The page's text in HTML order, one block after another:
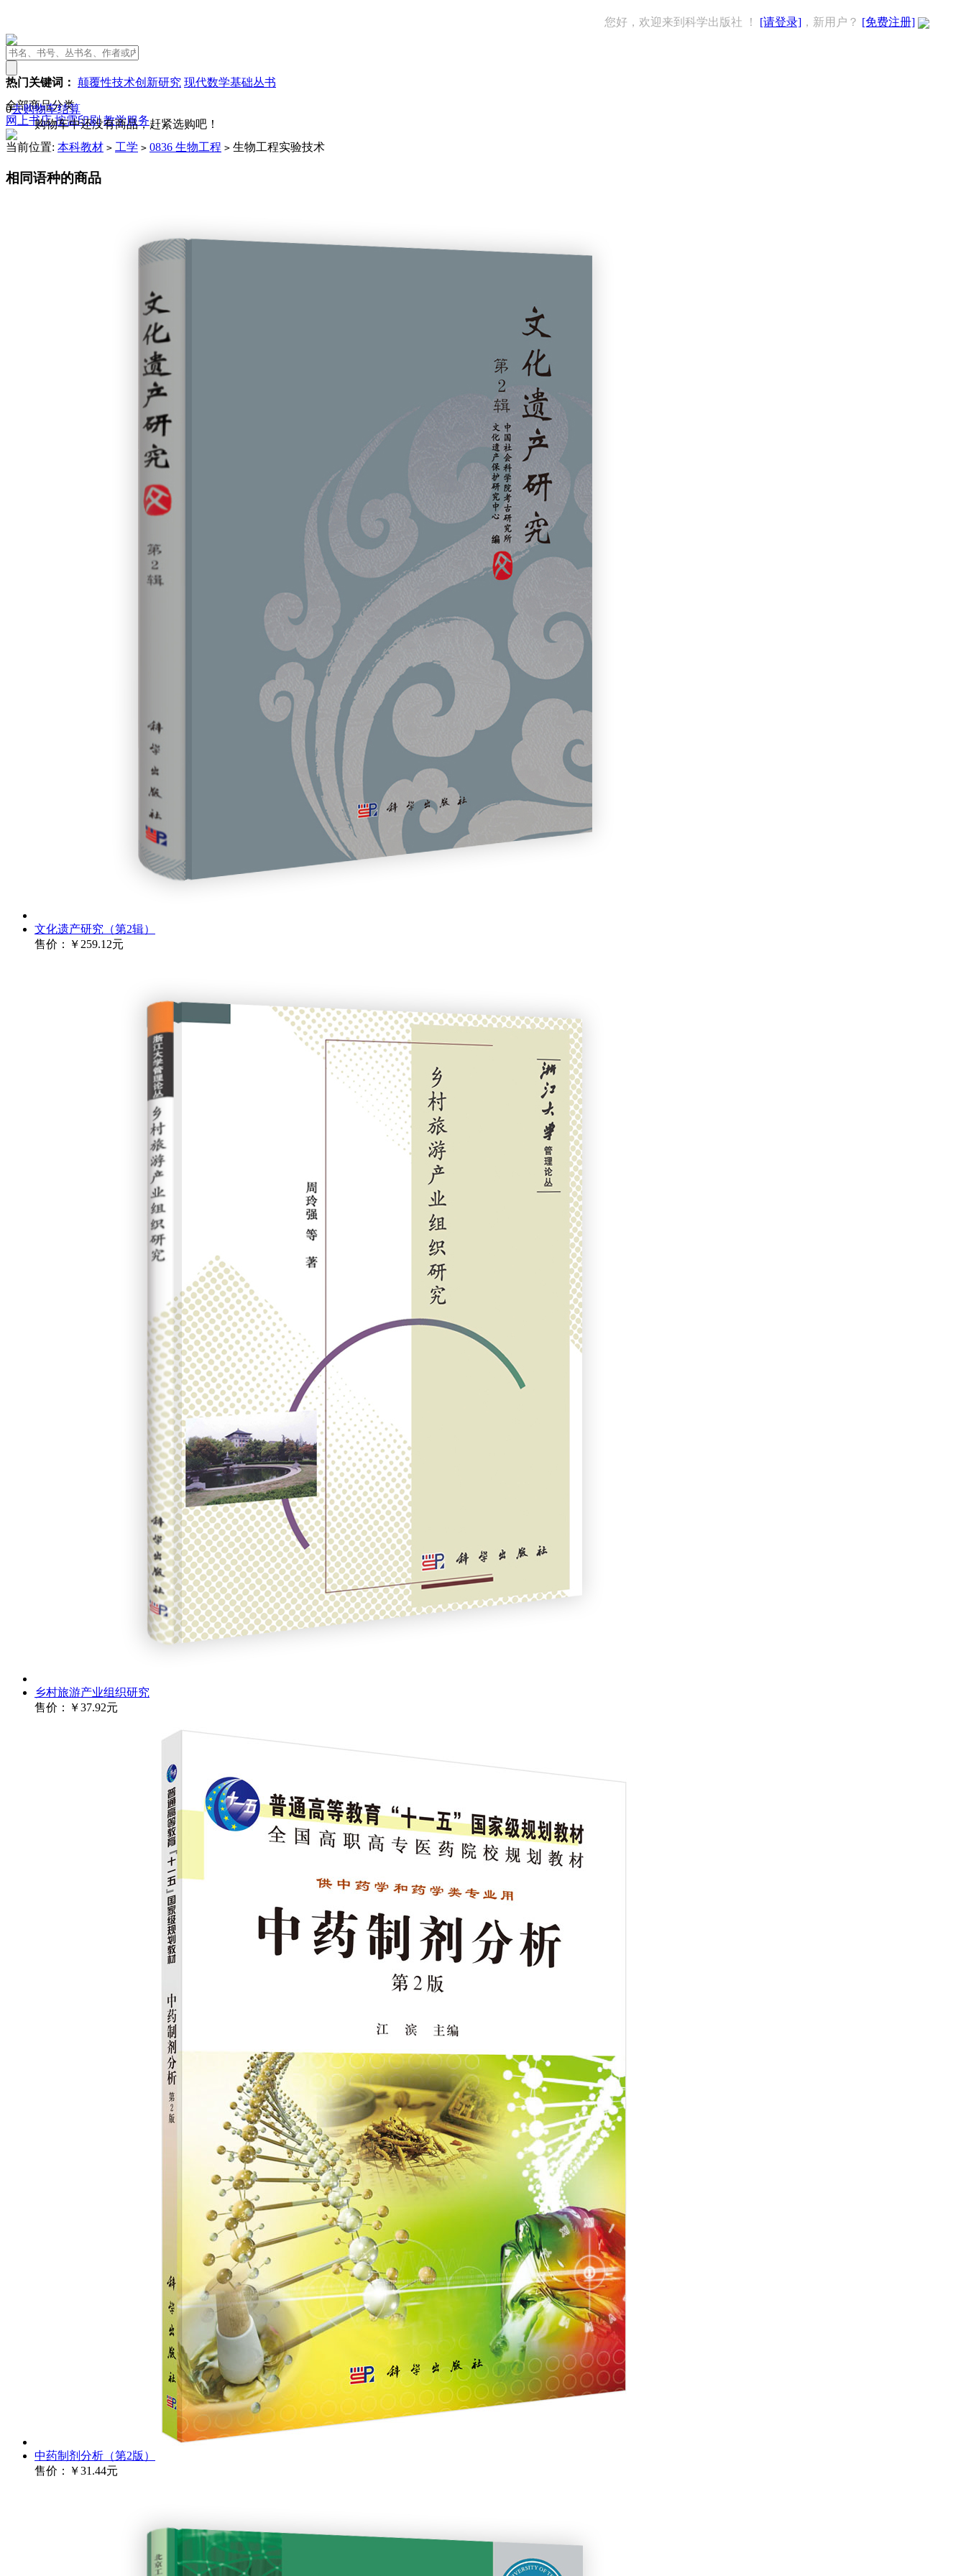
您好，欢迎来到科学出版社 ！ [请登录] ，新用户？ [免费注册]
热门关键词： 颠覆性技术创新研究 现代数学基础丛书
0去购物车结算
购物车中还没有商品，赶紧选购吧！
全部商品分类
网上书店按需印刷 教学服务
当前位置: 本科教材 > 工学 > 0836 生物工程 > 生物工程实验技术
相同语种的商品
文化遗产研究（第2辑）
售价：
￥259.12元
乡村旅游产业组织研究
售价：
￥37.92元
中药制剂分析（第2版）
售价：
￥31.44元